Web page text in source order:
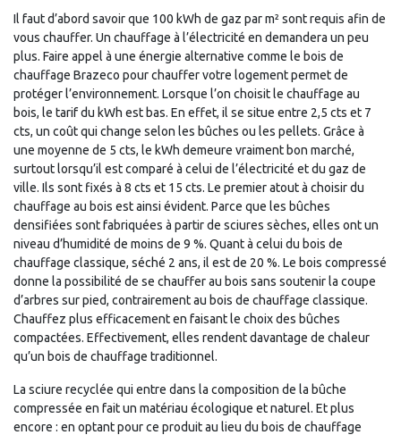
Il faut d’abord savoir que 100 kWh de gaz par m² sont requis afin de
vous chauffer. Un chauffage à l’électricité en demandera un peu
plus. Faire appel à une énergie alternative comme le bois de
chauffage Brazeco pour chauffer votre logement permet de
protéger l’environnement. Lorsque l’on choisit le chauffage au
bois, le tarif du kWh est bas. En effet, il se situe entre 2,5 cts et 7
cts, un coût qui change selon les bûches ou les pellets. Grâce à
une moyenne de 5 cts, le kWh demeure vraiment bon marché,
surtout lorsqu’il est comparé à celui de l’électricité et du gaz de
ville. Ils sont fixés à 8 cts et 15 cts. Le premier atout à choisir du
chauffage au bois est ainsi évident. Parce que les bûches
densifiées sont fabriquées à partir de sciures sèches, elles ont un
niveau d’humidité de moins de 9 %. Quant à celui du bois de
chauffage classique, séché 2 ans, il est de 20 %. Le bois compressé
donne la possibilité de se chauffer au bois sans soutenir la coupe
d’arbres sur pied, contrairement au bois de chauffage classique.
Chauffez plus efficacement en faisant le choix des bûches
compactées. Effectivement, elles rendent davantage de chaleur
qu’un bois de chauffage traditionnel.
La sciure recyclée qui entre dans la composition de la bûche
compressée en fait un matériau écologique et naturel. Et plus
encore : en optant pour ce produit au lieu du bois de chauffage